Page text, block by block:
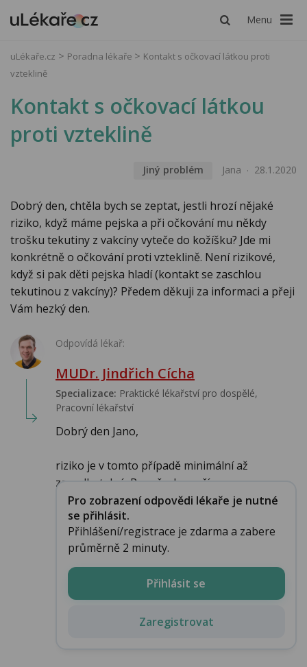
Menu
uLékaře.cz Poradna lékaře
Kontakt s očkovací látkou proti
vzteklině
Kontakt s očkovací látkou
proti vzteklině
Jiný problém Jana 28.1.2020
Dobrý den, chtěla bych se zeptat, jestli hrozí nějaké
riziko, když máme pejska a při očkování mu někdy
trošku tekutiny z vakcíny vyteče do kožíšku? Jde mi
konkrétně o očkování proti vzteklině. Není rizikové,
když si pak děti pejska hladí (kontakt se zaschlou
tekutinou z vakcíny)? Předem děkuji za informaci a přeji
Vám hezký den.
Odpovídá lékař:
MUDr. Jindřich Cícha
Specializace: Praktické lékařství pro dospělé,
Pracovní lékařství
Dobrý den Jano,
riziko je v tomto případě minimální až
zanedbatelné. Pro všechny přípa...
Pro zobrazení odpovědi lékaře je nutné
se přihlásit.
Přihlášení/registrace je zdarma a zabere
průměrně 2 minuty.
Přihlásit se
Zaregistrovat